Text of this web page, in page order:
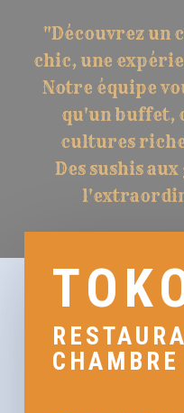
"Découvrez un
chic, une
Notre équipe
qu'un buffet,
cultures
Des sushis
CHAMBRE